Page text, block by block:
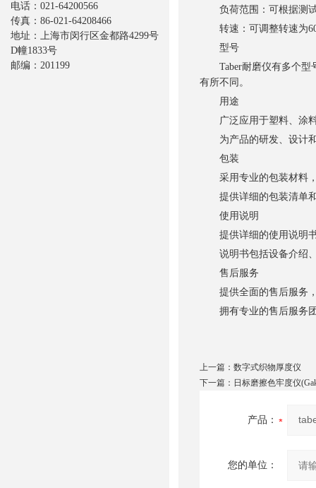
负荷范围：可根据测试
转速：可调整转速为
型号
Taber耐磨仪有多个型号
有所不同。
用途
广泛应用于塑料、涂料
为产品的研发、设计和
包装
采用专业的包装材料，
提供详细的包装清单和
使用说明
提供详细的使用说明书
说明书包括设备介绍、
售后服务
提供全面的售后服务，
拥有专业的售后服务团
上一篇： 数字式织物厚度仪
下一篇： 日标磨擦色牢度仪
产品：
您的单位：
电话：021-64200566
传真：86-021-64208466
地址：上海市闵行区金都路4299号
D幢1833号
邮编：201199